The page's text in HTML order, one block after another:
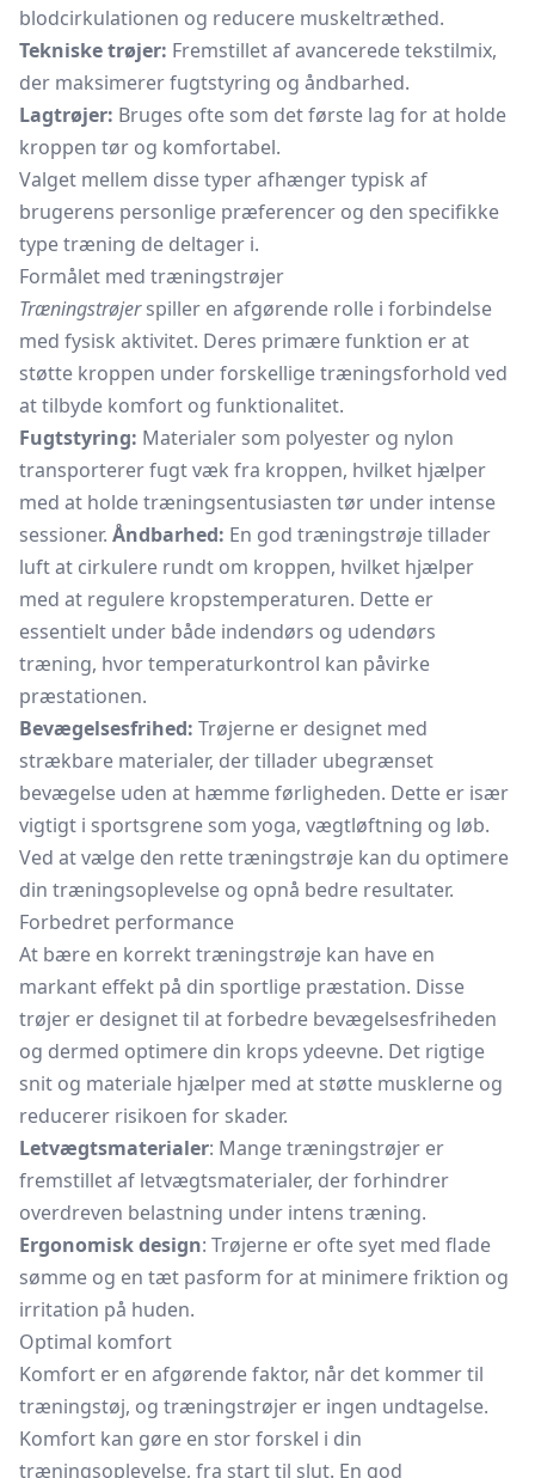
blodcirkulationen og reducere muskeltræthed.
Tekniske trøjer: Fremstillet af avancerede tekstilmix,
der maksimerer fugtstyring og åndbarhed.
Lagtrøjer: Bruges ofte som det første lag for at holde
kroppen tør og komfortabel.
Valget mellem disse typer afhænger typisk af
brugerens personlige præferencer og den specifikke
type træning de deltager i.
Formålet med træningstrøjer
Træningstrøjerspiller en afgørende rolle i forbindelse
med fysisk aktivitet. Deres primære funktion er at
støtte kroppen under forskellige træningsforhold ved
at tilbyde komfort og funktionalitet.
Fugtstyring: Materialer som polyester og nylon
transporterer fugt væk fra kroppen, hvilket hjælper
med at holde træningsentusiasten tør under intense
sessioner. Åndbarhed: En god træningstrøje tillader
luft at cirkulere rundt om kroppen, hvilket hjælper
med at regulere kropstemperaturen. Dette er
essentielt under både indendørs og udendørs
træning, hvor temperaturkontrol kan påvirke
præstationen.
Bevægelsesfrihed: Trøjerne er designet med
strækbare materialer, der tillader ubegrænset
bevægelse uden at hæmme førligheden. Dette er især
vigtigt i sportsgrene som yoga, vægtløftning og løb.
Ved at vælge den rette træningstrøje kan du optimere
din træningsoplevelse og opnå bedre resultater.
Forbedret performance
At bære en korrekt træningstrøje kan have en
markant effekt på din sportlige præstation. Disse
trøjer er designet til at forbedre bevægelsesfriheden
og dermed optimere din krops ydeevne. Det rigtige
snit og materiale hjælper med at støtte musklerne og
reducerer risikoen for skader.
Letvægtsmaterialer: Mange træningstrøjer er
fremstillet af letvægtsmaterialer, der forhindrer
overdreven belastning under intens træning.
Ergonomisk design: Trøjerne er ofte syet med flade
sømme og en tæt pasform for at minimere friktion og
irritation på huden.
Optimal komfort
Komfort er en afgørende faktor, når det kommer til
træningstøj, og træningstrøjer er ingen undtagelse.
Komfort kan gøre en stor forskel i din
træningsoplevelse, fra start til slut. En god